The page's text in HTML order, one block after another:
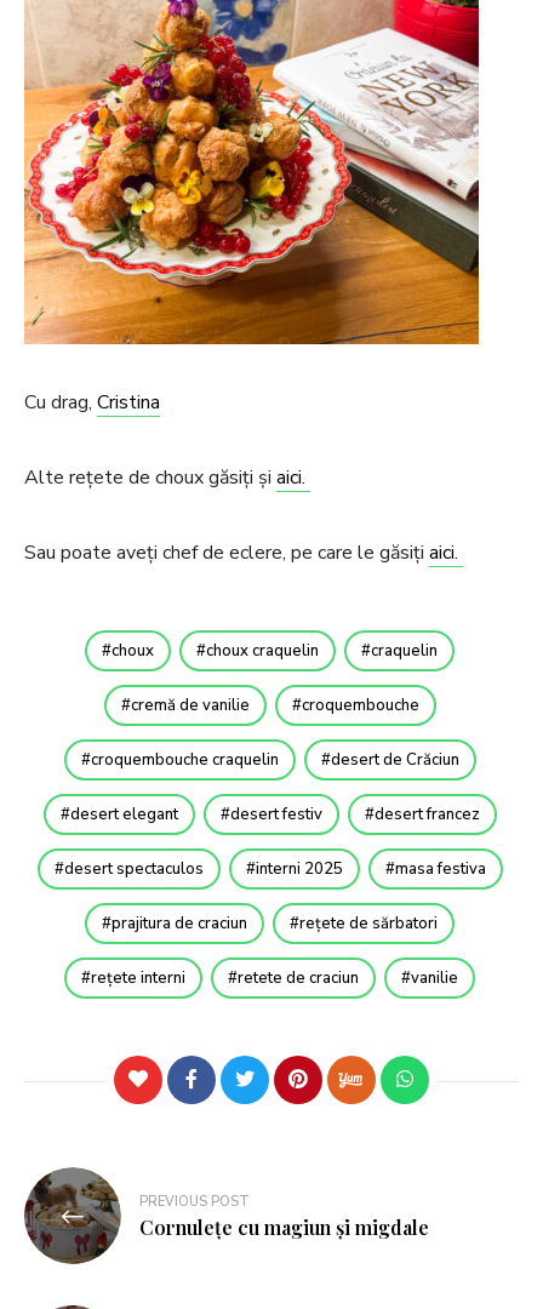
Cu drag, Cristina
Alte rețete de choux găsiți și aici.
Sau poate aveți chef de eclere, pe care le găsiți aici.
choux choux craquelin craquelin
cremă de vanilie croquembouche
croquembouche craquelin desert de Crăciun
desert elegant desert festiv desert francez
desert spectaculos interni 2025 masa festiva
prajitura de craciun rețete de sărbatori
rețete interni retete de craciun vanilie
PREVIOUS POST
Cornulețe cu magiun și migdale